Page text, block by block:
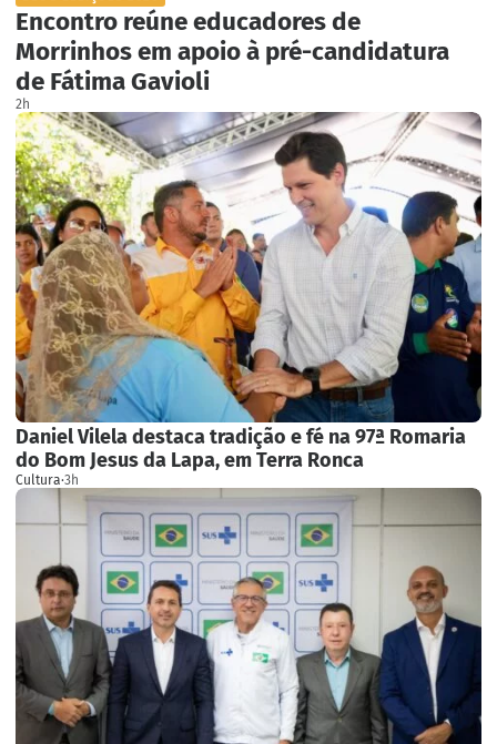
Encontro reúne educadores de
Morrinhos em apoio à pré-candidatura
de Fátima Gavioli
2h
Daniel Vilela destaca tradição e fé na 97ª Romaria
do Bom Jesus da Lapa, em Terra Ronca
Cultura·3h